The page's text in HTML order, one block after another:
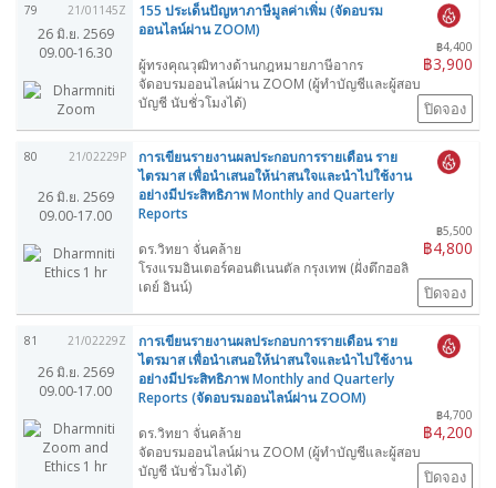
79 21/01145Z
26 มิ.ย. 2569
09.00-16.30
155 ประเด็นปัญหาภาษีมูลค่าเพิ่ม (จัดอบรม
ออนไลน์ผ่าน ZOOM)
฿4,400
฿3,900
ผู้ทรงคุณวุฒิทางด้านกฎหมายภาษีอากร
จัดอบรมออนไลน์ผ่าน ZOOM (ผู้ทำบัญชีและผู้สอบ
บัญชี นับชั่วโมงได้)
ปิดจอง
80 21/02229P
26 มิ.ย. 2569
09.00-17.00
การเขียนรายงานผลประกอบการรายเดือน ราย
ไตรมาส เพื่อนำเสนอให้น่าสนใจและนำไปใช้งาน
อย่างมีประสิทธิภาพ Monthly and Quarterly
Reports
฿5,500
฿4,800
ดร.วิทยา จั่นคล้าย
โรงแรมอินเตอร์คอนติเนนตัล กรุงเทพ (ฝั่งตึกฮอลิ
เดย์ อินน์)
ปิดจอง
81 21/02229Z
26 มิ.ย. 2569
09.00-17.00
การเขียนรายงานผลประกอบการรายเดือน ราย
ไตรมาส เพื่อนำเสนอให้น่าสนใจและนำไปใช้งาน
อย่างมีประสิทธิภาพ Monthly and Quarterly
Reports (จัดอบรมออนไลน์ผ่าน ZOOM)
฿4,700
฿4,200
ดร.วิทยา จั่นคล้าย
จัดอบรมออนไลน์ผ่าน ZOOM (ผู้ทำบัญชีและผู้สอบ
บัญชี นับชั่วโมงได้)
ปิดจอง